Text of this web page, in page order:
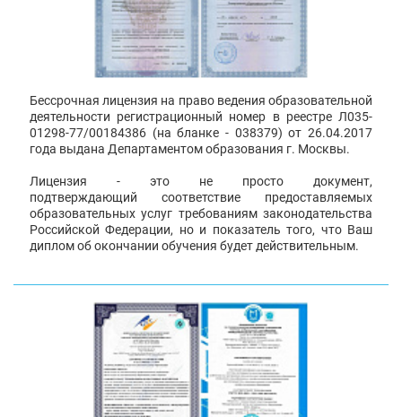
Бессрочная лицензия на право ведения образовательной
деятельности регистрационный номер в реестре Л035-
01298-77/00184386 (на бланке - 038379) от 26.04.2017
года выдана Департаментом образования г. Москвы.
Лицензия - это не просто документ,
подтверждающий соответствие предоставляемых
образовательных услуг требованиям законодательства
Российской Федерации, но и показатель того, что Ваш
диплом об окончании обучения будет действительным.